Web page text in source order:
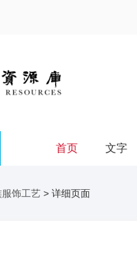
首页 文字
服饰工艺 > 详细页面